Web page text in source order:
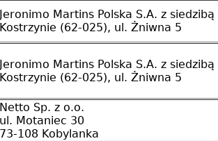
Jeronimo Martins Polska S.A. z siedzibą
Kostrzynie (62-025), ul. Żniwna 5
Jeronimo Martins Polska S.A. z siedzibą
Kostrzynie (62-025), ul. Żniwna 5
Netto Sp. z o.o.
ul. Motaniec 30
73-108 Kobylanka